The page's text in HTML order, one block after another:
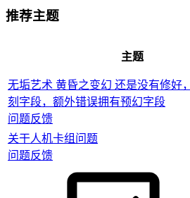
推荐主题
主题
无垢艺术 黄昏之变幻 还是没有修好
刻字段，额外错误拥有预幻字段
问题反馈
关干人机卡组问题
问题反馈